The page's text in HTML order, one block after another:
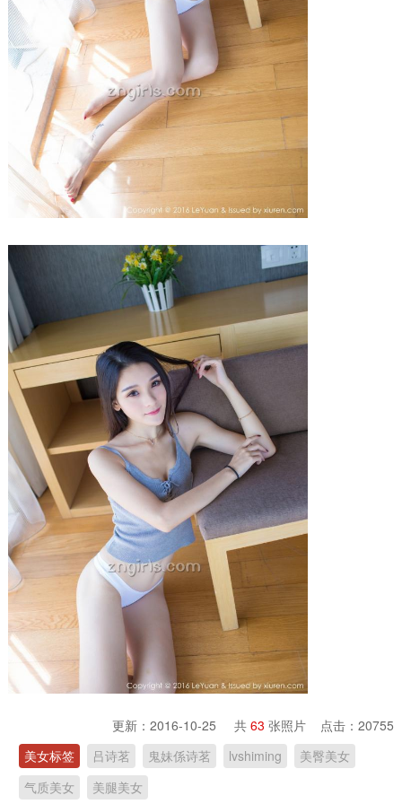
更新：2016-10-25 共63 张照片 点击：20755
美女标签
吕诗茗 鬼妹係诗茗 lvshiming
美臀美女
气质美女
美腿美女